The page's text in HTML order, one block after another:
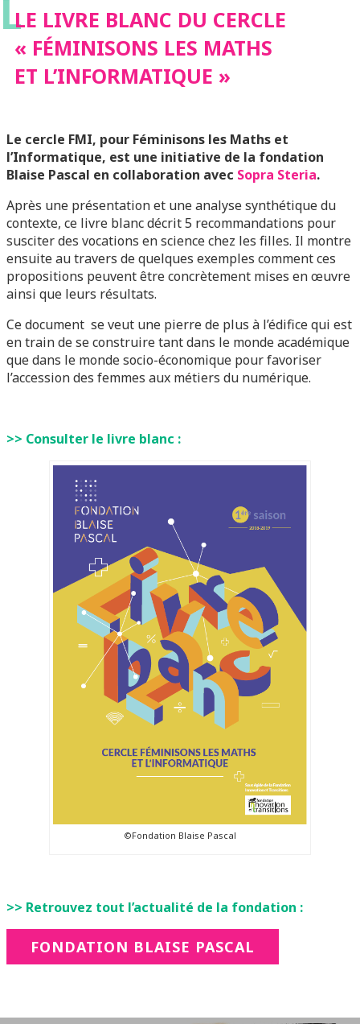
MATHS ET
L’INFORMATIQUE »
LLE LIVRE BLANC DU CERCLE
« FÉMINISONS LES MATHS
ET L’INFORMATIQUE »
Le cercle FMI, pour Féminisons les Maths et
l’Informatique, est une initiative de la fondation
Blaise Pascal en collaboration avec Sopra Steria.
Après une présentation et une analyse synthétique du
contexte, ce livre blanc décrit 5 recommandations pour
susciter des vocations en science chez les filles. Il montre
ensuite au travers de quelques exemples comment ces
propositions peuvent être concrètement mises en œuvre
ainsi que leurs résultats.
Ce document se veut une pierre de plus à l’édifice qui est
en train de se construire tant dans le monde académique
que dans le monde socio-économique pour favoriser
l’accession des femmes aux métiers du numérique.
>> Consulter le livre blanc :
©Fondation Blaise Pascal
>> Retrouvez tout l’actualité de la fondation :
FONDATION BLAISE PASCAL